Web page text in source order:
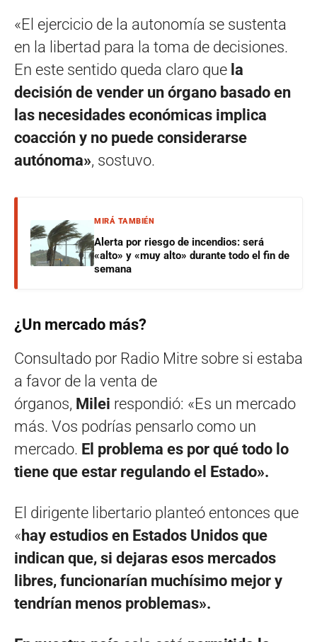
«El ejercicio de la autonomía se sustenta
en la libertad para la toma de decisiones.
En este sentido queda claro que la
decisión de vender un órgano basado en
las necesidades económicas implica
coacción y no puede considerarse
autónoma», sostuvo.
MIRÁ TAMBIÉN
Alerta por riesgo de incendios: será
«alto» y «muy alto» durante todo el fin de
semana
¿Un mercado más?
Consultado por Radio Mitre sobre si estaba
a favor de la venta de
órganos, Milei respondió: «Es un mercado
más. Vos podrías pensarlo como un
mercado. El problema es por qué todo lo
tiene que estar regulando el Estado».
El dirigente libertario planteó entonces que
« hay estudios en Estados Unidos que
indican que, si dejaras esos mercados
libres, funcionarían muchísimo mejor y
tendrían menos problemas».